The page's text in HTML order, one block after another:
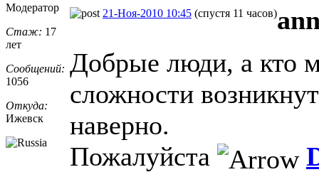
Модератор
Стаж: 17
лет
Сообщений:
1056
Откуда:
Ижевск
21-Ноя-2010 10:45 (спустя 11 часов)
Добрые люди, а кто
сложности
наверно.
Пожалуйста